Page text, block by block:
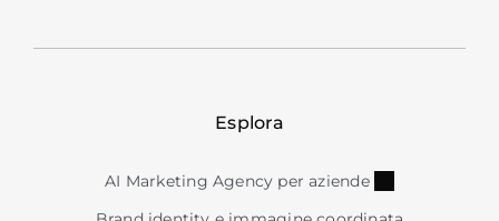
Esplora
AI Marketing Agency per aziende